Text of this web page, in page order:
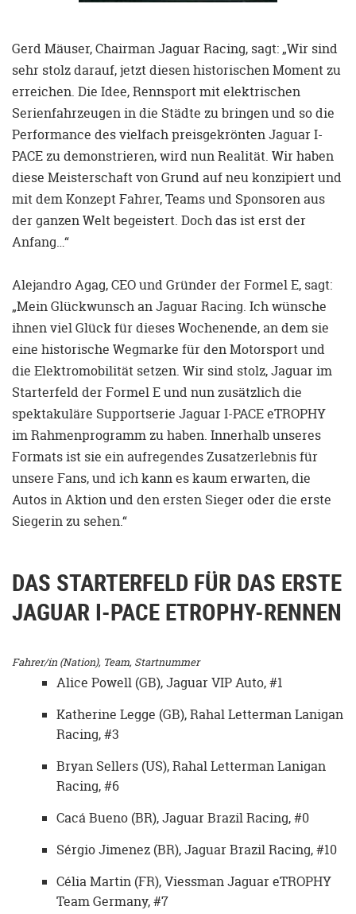
Gerd Mäuser, Chairman Jaguar Racing, sagt: „Wir sind
sehr stolz darauf, jetzt diesen historischen Moment zu
erreichen. Die Idee, Rennsport mit elektrischen
Serienfahrzeugen in die Städte zu bringen und so die
Performance des vielfach preisgekrönten Jaguar I-
PACE zu demonstrieren, wird nun Realität. Wir haben
diese Meisterschaft von Grund auf neu konzipiert und
mit dem Konzept Fahrer, Teams und Sponsoren aus
der ganzen Welt begeistert. Doch das ist erst der
Anfang…“
Alejandro Agag, CEO und Gründer der Formel E, sagt:
„Mein Glückwunsch an Jaguar Racing. Ich wünsche
ihnen viel Glück für dieses Wochenende, an dem sie
eine historische Wegmarke für den Motorsport und
die Elektromobilität setzen. Wir sind stolz, Jaguar im
Starterfeld der Formel E und nun zusätzlich die
spektakuläre Supportserie Jaguar I-PACE eTROPHY
im Rahmenprogramm zu haben. Innerhalb unseres
Formats ist sie ein aufregendes Zusatzerlebnis für
unsere Fans, und ich kann es kaum erwarten, die
Autos in Aktion und den ersten Sieger oder die erste
Siegerin zu sehen.“
DAS STARTERFELD FÜR DAS ERSTE
JAGUAR I-PACE ETROPHY-RENNEN
Fahrer/in (Nation), Team, Startnummer
Alice Powell (GB), Jaguar VIP Auto, #1
Katherine Legge (GB), Rahal Letterman Lanigan
Racing, #3
Bryan Sellers (US), Rahal Letterman Lanigan
Racing, #6
Cacá Bueno (BR), Jaguar Brazil Racing, #0
Sérgio Jimenez (BR), Jaguar Brazil Racing, #10
Célia Martin (FR), Viessman Jaguar eTROPHY
Team Germany, #7